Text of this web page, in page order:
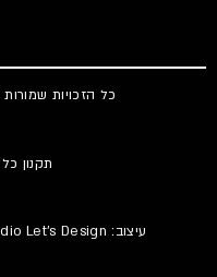
כל הזכויות שמורות
תקנון
עיצוב: Let's Design